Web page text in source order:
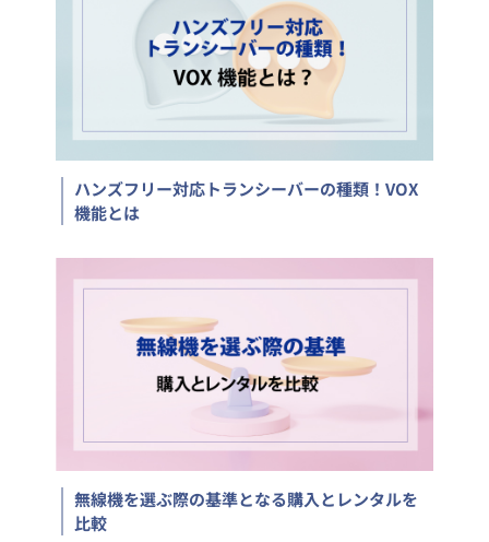
ハンズフリー対応トランシーバーの種類！VOX
機能とは
無線機を選ぶ際の基準となる購入とレンタルを
比較